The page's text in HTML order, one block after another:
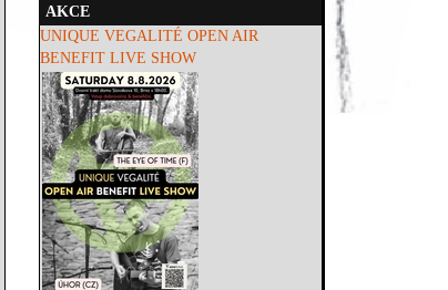
AKCE
UNIQUE VEGALITÉ OPEN AIR
BENEFIT LIVE SHOW